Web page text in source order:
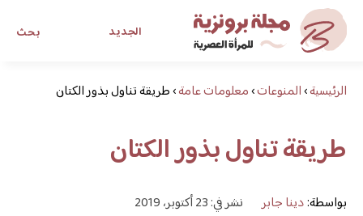
بحث الجديد
مجلة برونزية للفتاة العصرية
ابحث عن أي موضوع يهمك
الرئيسية›المنوعات›معلومات عامة›طريقة تناول بذور الكتان
طريقة تناول بذور الكتان
بواسطة:دينا جابر نشر في: 23 أكتوبر، 2019